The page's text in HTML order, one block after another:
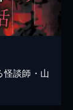
怪談師・山